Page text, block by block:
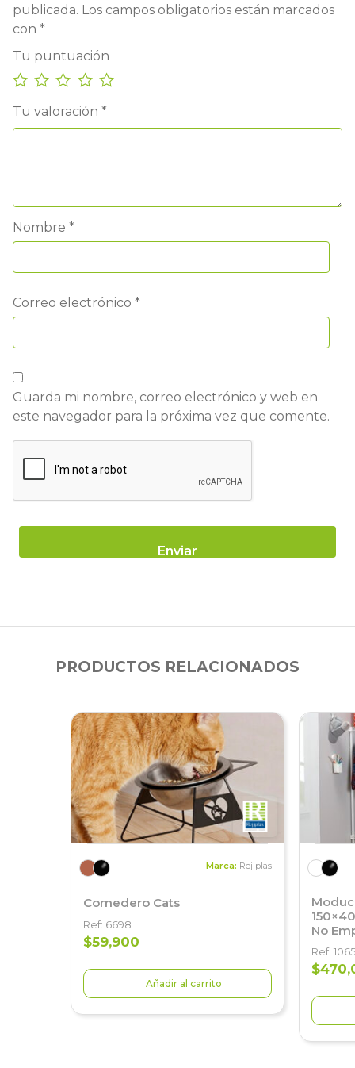
publicada. Los campos obligatorios están marcados
con *
Tu puntuación
Tu valoración *
Nombre *
Correo electrónico *
Guarda mi nombre, correo electrónico y web en
este navegador para la próxima vez que comente.
PRODUCTOS RELACIONADOS
Marca: Rejiplas
Comedero Cats
Ref: 6698
$59,900
Añadir al carrito
No
Ref: 1065